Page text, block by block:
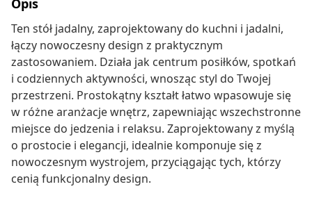
Opis
Ten stół jadalny, zaprojektowany do kuchni i jadalni,
łączy nowoczesny design z praktycznym
zastosowaniem. Działa jak centrum posiłków, spotkań
i codziennych aktywności, wnosząc styl do Twojej
przestrzeni. Prostokątny kształt łatwo wpasowuje się
w różne aranżacje wnętrz, zapewniając wszechstronne
miejsce do jedzenia i relaksu. Zaprojektowany z myślą
o prostocie i elegancji, idealnie komponuje się z
nowoczesnym wystrojem, przyciągając tych, którzy
cenią funkcjonalny design.